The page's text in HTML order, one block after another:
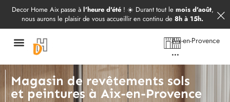
Decor Home Aix passe à l'heure d'été ! ☀️ Durant tout le mois d'août,
nous aurons le plaisir de vous accueillir en continu de 8h à 15h.
Aix-en-Provence
...
Magasin de revêtements sols
et peintures à Aix-en-Provence